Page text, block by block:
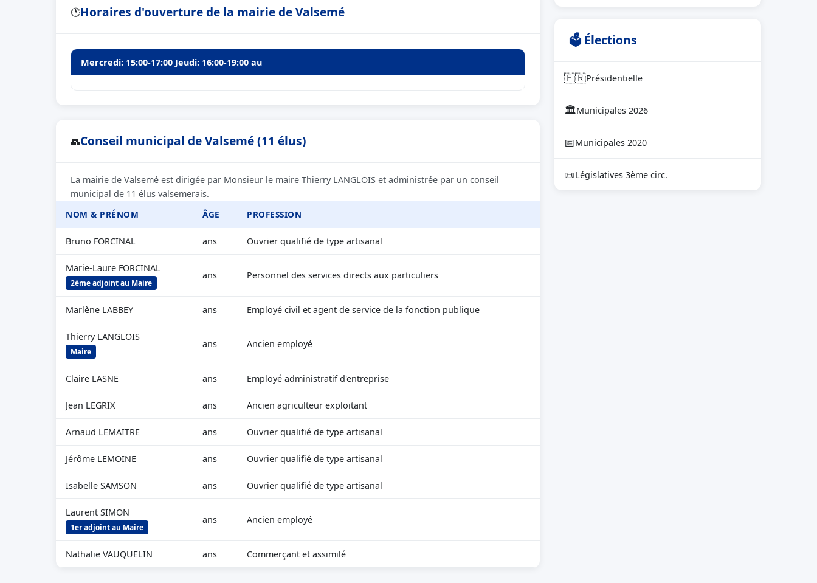
🕐Horaires d'ouverture de la mairie de Valsemé
Mercredi: 15:00-17:00 Jeudi: 16:00-19:00 au
👥Conseil municipal de Valsemé (11 élus)
La mairie de Valsemé est dirigée par Monsieur le maire Thierry LANGLOIS et administrée par un conseil
municipal de 11 élus valsemerais.
NOM & PRÉNOM
ÂGE PROFESSION
Bruno FORCINAL ans Ouvrier qualifié de type artisanal
Marie-Laure FORCINAL
2ème adjoint au Maire
ans Personnel des services directs aux particuliers
Marlène LABBEY ans Employé civil et agent de service de la fonction publique
Thierry LANGLOIS
Maire
ans Ancien employé
Claire LASNE ans Employé administratif d'entreprise
Jean LEGRIX ans Ancien agriculteur exploitant
Arnaud LEMAITRE ans Ouvrier qualifié de type artisanal
Jérôme LEMOINE ans Ouvrier qualifié de type artisanal
Isabelle SAMSON ans Ouvrier qualifié de type artisanal
Laurent SIMON
1er adjoint au Maire
ans Ancien employé
Nathalie VAUQUELIN ans Commerçant et assimilé
🗳 Élections
🇫🇷Présidentielle
🏛Municipales 2026
📅Municipales 2020
📜Législatives 3ème circ.